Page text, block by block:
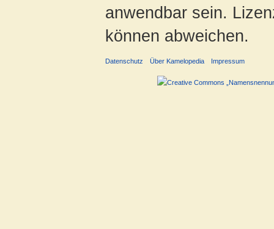
anwendbar sein.
können abweichen.
Datenschutz Über Kamelopedia Impressum